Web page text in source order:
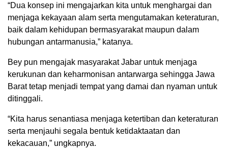
“Dua konsep ini mengajarkan kita untuk menghargai dan
menjaga kekayaan alam serta mengutamakan keteraturan,
baik dalam kehidupan bermasyarakat maupun dalam
hubungan antarmanusia,” katanya.
Bey pun mengajak masyarakat Jabar untuk menjaga
kerukunan dan keharmonisan antarwarga sehingga Jawa
Barat tetap menjadi tempat yang damai dan nyaman untuk
ditinggali.
“Kita harus senantiasa menjaga ketertiban dan keteraturan
serta menjauhi segala bentuk ketidaktaatan dan
kekacauan,” ungkapnya.